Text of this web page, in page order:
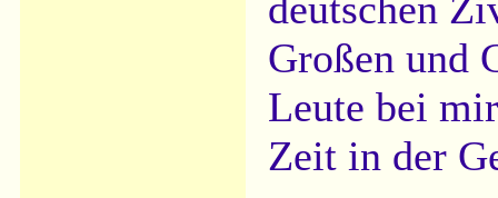
Großen und
Leute bei
Zeit in der